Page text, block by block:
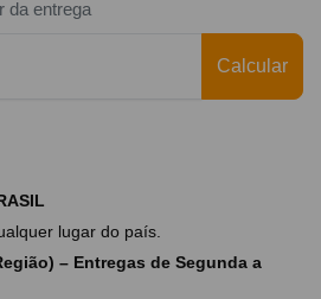
da entrega
Calcular
lugar do país.
– Entregas de Segunda a